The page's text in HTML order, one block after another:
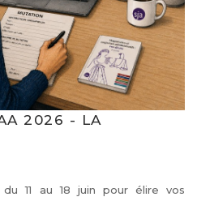
2026 - LA
11 au 18 juin pour élire vos